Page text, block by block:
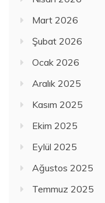
Mart 2026
Şubat 2026
Ocak 2026
Aralık 2025
Kasım 2025
Ekim 2025
Eylül 2025
Ağustos 2025
Temmuz 2025